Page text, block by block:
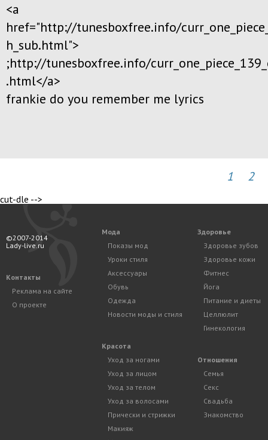
<a
href="http://tunesboxfree.info/
h_sub.html">
;http://tunesboxfree.info/
.html</a>
frankie do you remember me lyrics
1 2
cut-dle -->
©2007-2014
Lady-live.ru
Контакты
Реклама на сайте
О проекте
Мода
Показы мод
Уроки стиля
Аксессуары
Обувь
Одежда
Новости моды и стиля
Красота
Уход за ногами
Уход за лицом
Уход за телом
Уход за волосами
Прически и стрижки
Макияж
Здоровье
Здоровье зубов
Здоровье кожи
Фитнес
Йога
Питание и диеты
Целлюлит
Гинекология
Отношения
Семья
Секс
Свадьба
Знакомство